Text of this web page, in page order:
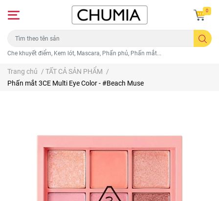
Che khuyết điểm, Kem lót, Mascara, Phấn phủ, Phấn mắt...
0
Trang chủ / TẤT CẢ SẢN PHẨM /
Phấn mắt 3CE Multi Eye Color - #Beach Muse